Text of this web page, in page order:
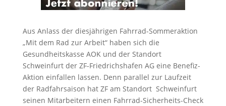
Aus Anlass der diesjährigen Fahrrad-Sommeraktion
„Mit dem Rad zur Arbeit“ haben sich die
Gesundheitskasse AOK und der Standort
Schweinfurt der ZF-Friedrichshafen AG eine Benefiz-
Aktion einfallen lassen. Denn parallel zur Laufzeit
der Radfahrsaison hat ZF am Standort Schweinfurt
seinen Mitarbeitern einen Fahrrad-Sicherheits-Check